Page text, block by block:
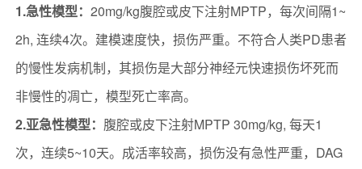
1.急性模型： 20mg/kg腹腔或皮下注射MPTP，每次间隔1~
2h, 连续4次。建模速度快，损伤严重。不符合人类PD患者
的慢性发病机制，其损伤是大部分神经元快速损伤坏死而
非慢性的凋亡，模型死亡率高。
2.亚急性模型： 腹腔或皮下注射MPTP 30mg/kg, 每天1
次，连续5~10天。成活率较高，损伤没有急性严重，DAG